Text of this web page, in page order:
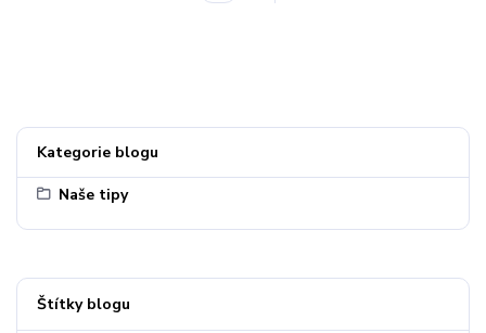
Kategorie blogu
Naše tipy
Štítky blogu